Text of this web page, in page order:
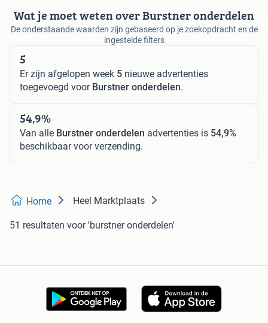
Wat je moet weten over Burstner onderdelen
De onderstaande waarden zijn gebaseerd op je zoekopdracht en de
ingestelde filters
5
Er zijn afgelopen week 5 nieuwe advertenties
toegevoegd voor Burstner onderdelen.
54,9%
Van alle Burstner onderdelen advertenties is 54,9%
beschikbaar voor verzending.
Home Heel Marktplaats
51 resultaten voor 'burstner onderdelen'